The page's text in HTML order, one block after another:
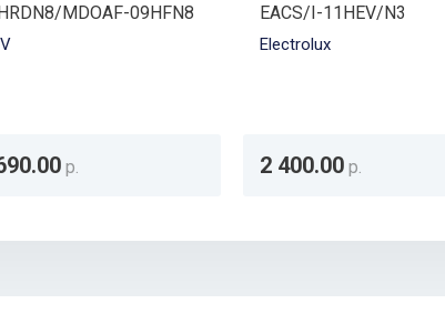
MDOAF-09HFN8
р.
EACS/I-11HEV/N3
Electrolux
2 400.00 р.